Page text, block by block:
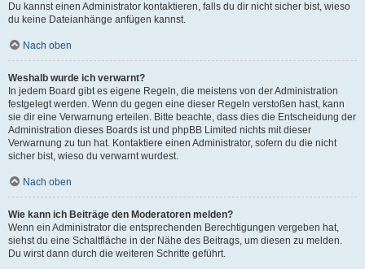
Du kannst einen Administrator kontaktieren, falls du dir nicht sicher bist, wieso
du keine Dateianhänge anfügen kannst.
Nach oben
Weshalb wurde ich verwarnt?
In jedem Board gibt es eigene Regeln, die meistens von der Administration
festgelegt werden. Wenn du gegen eine dieser Regeln verstoßen hast, kann
sie dir eine Verwarnung erteilen. Bitte beachte, dass dies die Entscheidung der
Administration dieses Boards ist und phpBB Limited nichts mit dieser
Verwarnung zu tun hat. Kontaktiere einen Administrator, sofern du die nicht
sicher bist, wieso du verwarnt wurdest.
Nach oben
Wie kann ich Beiträge den Moderatoren melden?
Wenn ein Administrator die entsprechenden Berechtigungen vergeben hat,
siehst du eine Schaltfläche in der Nähe des Beitrags, um diesen zu melden.
Du wirst dann durch die weiteren Schritte geführt.